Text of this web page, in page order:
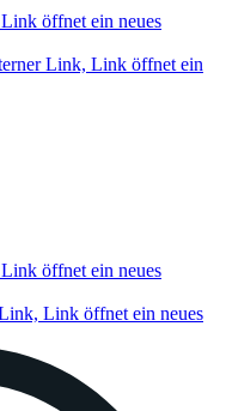
öffnet ein neues
Link, Link öffnet ein
öffnet ein neues
Link öffnet ein neues